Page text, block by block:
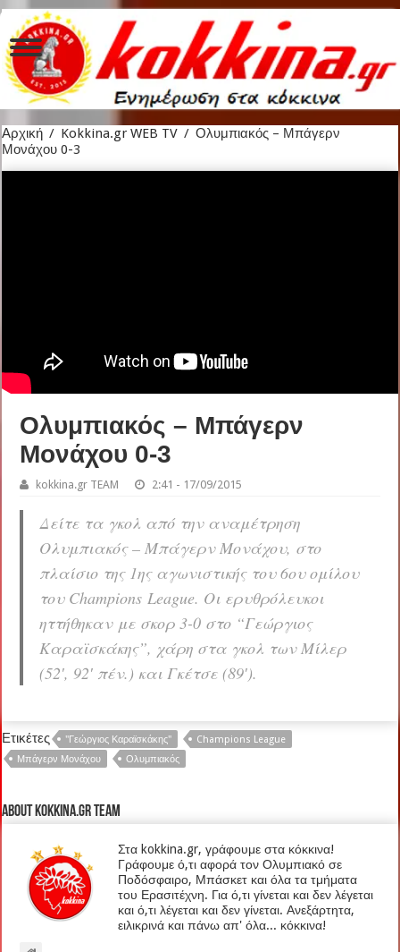
Αρχική / Kokkina.gr WEB TV / Ολυμπιακός – Μπάγερν
Μονάχου 0-3
Ολυμπιακός – Μπάγερν
Μονάχου 0-3
kokkina.gr TEAM 2:41 - 17/09/2015
Δείτε τα γκολ από την αναμέτρηση
Ολυμπιακός – Μπάγερν Μονάχου, στο
πλαίσιο της 1ης αγωνιστικής του 6ου ομίλου
του Champions League. Οι ερυθρόλευκοι
ηττήθηκαν με σκορ 3-0 στο “Γεώργιος
Καραϊσκάκης”, χάρη στα γκολ των Μίλερ
(52′, 92′ πέν.) και Γκέτσε (89′).
Ετικέτες "Γεώργιος Καραϊσκάκης"
Champions League
Μπάγερν Μονάχου
Ολυμπιακός
About kokkina.gr TEAM
Στα kokkina.gr, γράφουμε στα κόκκινα!
Γράφουμε ό,τι αφορά τον Ολυμπιακό σε
Ποδόσφαιρο, Μπάσκετ και όλα τα τμήματα
του Ερασιτέχνη. Για ό,τι γίνεται και δεν λέγεται
και ό,τι λέγεται και δεν γίνεται. Ανεξάρτητα,
ειλικρινά και πάνω απ' όλα... κόκκινα!